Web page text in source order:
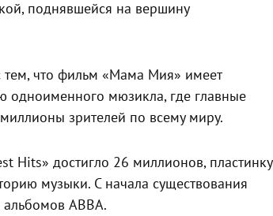
поднявшейся на вершину
тем, что фильм «Мама Мия» имеет
одноименного мюзикла, где главные
зрителей по всему миру.
Hits» достигло 26 миллионов, пластинку
музыки. С начала существования
ABBA.